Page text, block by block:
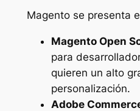
Magento se presenta
Magento Open
para
quieren un alto
personalización.
Adobe